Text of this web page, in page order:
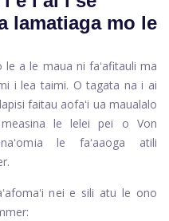
lamatiaga mo le
a le maua ni faʻafitauli ma
i lea taimi. O tagata na i ai
faitau aofaʻi ua maualalo
le lelei pei o Von
le faʻaaoga atili
nei e sili atu le ono